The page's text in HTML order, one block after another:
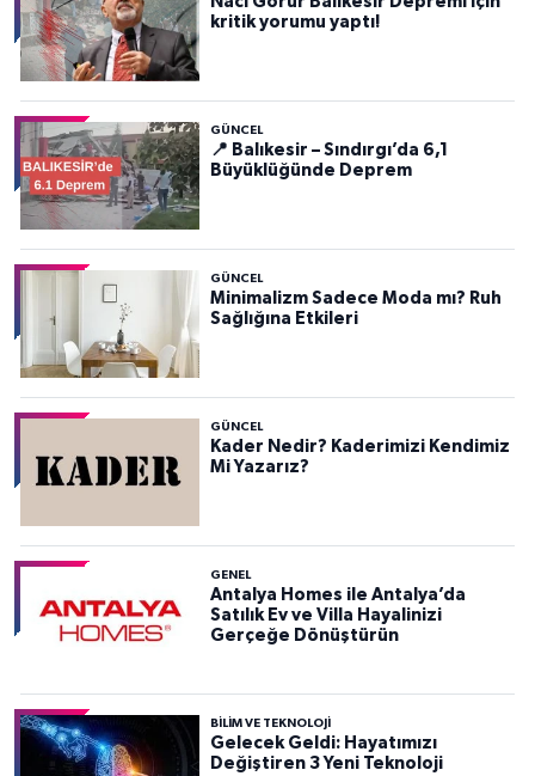
kritik yorumu yaptı!
GÜNCEL
📍 Balıkesir – Sındırgı’da 6,1
Büyüklüğünde Deprem
GÜNCEL
Minimalizm Sadece Moda mı? Ruh
Sağlığına Etkileri
GÜNCEL
Kader Nedir? Kaderimizi Kendimiz
Mi Yazarız?
GENEL
Antalya Homes ile Antalya’da
Satılık Ev ve Villa Hayalinizi
Gerçeğe Dönüştürün
BILIM VE TEKNOLOJI
Gelecek Geldi: Hayatımızı
Değiştiren 3 Yeni Teknoloji